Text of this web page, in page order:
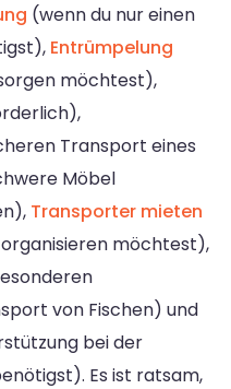
(wenn du nur einen
Entrümpelung
möchtest),
Transport eines
Möbel
Transporter mieten
möchtest),
von Fischen) und
bei der
Es ist ratsam,